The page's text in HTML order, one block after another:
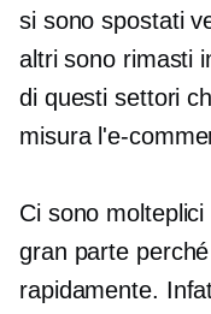
si sono spostati
altri sono rimasti
di questi settori
misura l'e-
Ci sono
gran parte
rapidamente.